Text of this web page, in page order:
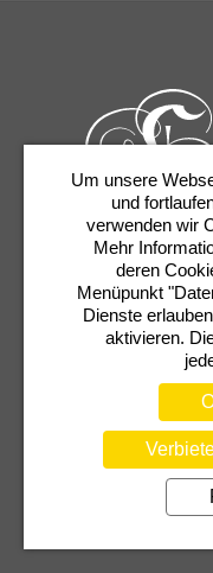
Tickets & Service
Presse
Um unsere
und
verwenden wir
Mehr
deren
Menüpunkt
Dienste
aktivieren.